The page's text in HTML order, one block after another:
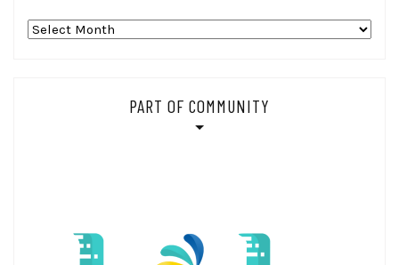
Arsip_
PART OF COMMUNITY